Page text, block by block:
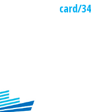
card/